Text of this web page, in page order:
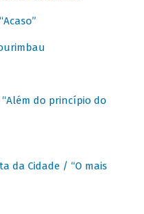
do princípio do
da Cidade / “O mais